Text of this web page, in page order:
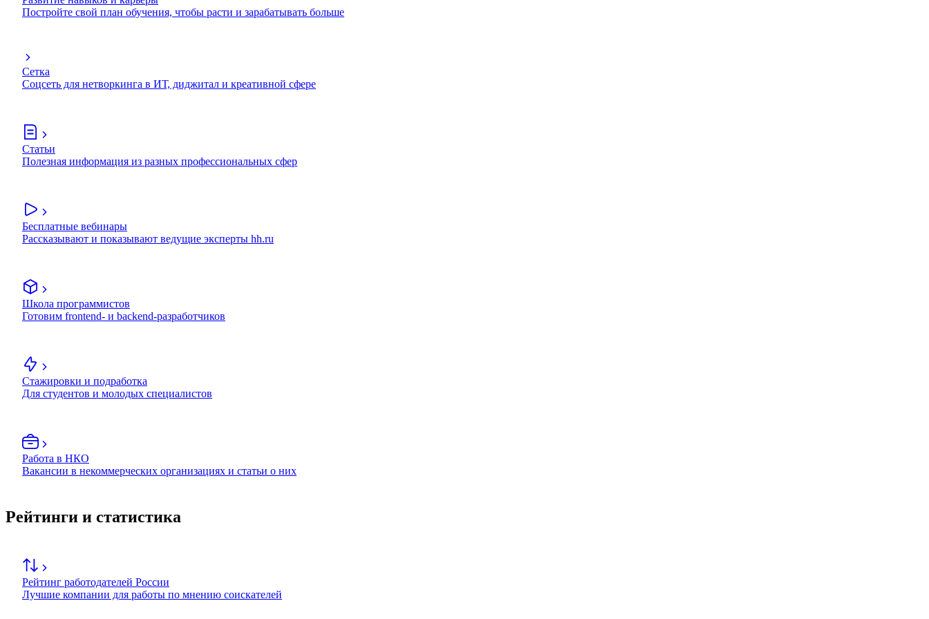
Постройте свой план обучения, чтобы расти и зарабатывать больше
Сетка
Соцсеть для нетворкинга в ИТ, диджитал и креативной сфере
Статьи
Полезная информация из разных профессиональных сфер
Бесплатные вебинары
Рассказывают и показывают ведущие эксперты hh.ru
Школа программистов
Готовим frontend- и backend-разработчиков
Стажировки и подработка
Для студентов и молодых специалистов
Работа в НКО
Вакансии в некоммерческих организациях и статьи о них
Рейтинги и статистика
Рейтинг работодателей России
Лучшие компании для работы по мнению соискателей